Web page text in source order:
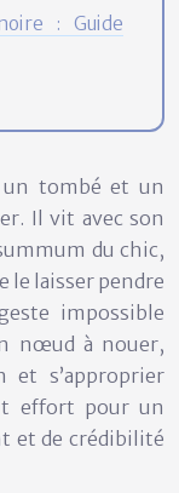
: Guide
tombé et un
Il vit avec son
du chic,
le laisser pendre
impossible
nœud à nouer,
et s’approprier
effort pour un
et de crédibilité